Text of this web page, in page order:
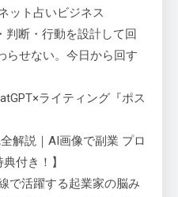
ット占いビジネス
断・行動を設計して回
らせない。今日から回す
ライティング『ポス
解説｜AI画像で副業 プロ
付き！】
で活躍する起業家の脳み